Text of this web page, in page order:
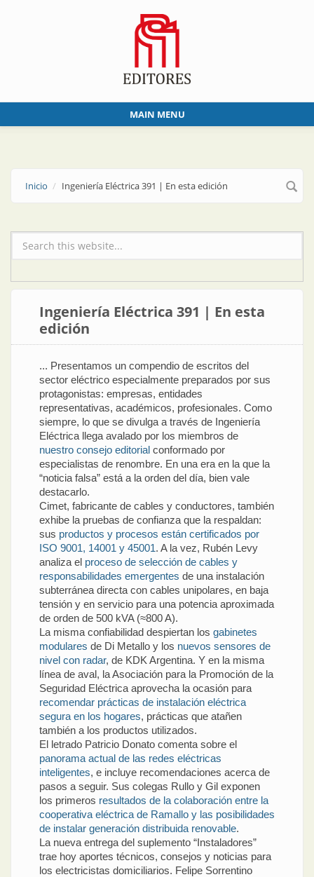
MAIN MENU
Inicio Ingeniería Eléctrica 391 | En esta edición
Formulario de búsqueda
Ingeniería Eléctrica 391 | En esta
edición
... Presentamos un compendio de escritos del
sector eléctrico especialmente preparados por sus
protagonistas: empresas, entidades
representativas, académicos, profesionales. Como
siempre, lo que se divulga a través de Ingeniería
Eléctrica llega avalado por los miembros de
nuestro consejo editorial conformado por
especialistas de renombre. En una era en la que la
“noticia falsa” está a la orden del día, bien vale
destacarlo.
Cimet, fabricante de cables y conductores, también
exhibe la pruebas de confianza que la respaldan:
sus productos y procesos están certificados por
ISO 9001, 14001 y 45001. A la vez, Rubén Levy
analiza el proceso de selección de cables y
responsabilidades emergentes de una instalación
subterránea directa con cables unipolares, en baja
tensión y en servicio para una potencia aproximada
de orden de 500 kVA (≈800 A).
La misma confiabilidad despiertan los gabinetes
modulares de Di Metallo y los nuevos sensores de
nivel con radar, de KDK Argentina. Y en la misma
línea de aval, la Asociación para la Promoción de la
Seguridad Eléctrica aprovecha la ocasión para
recomendar prácticas de instalación eléctrica
segura en los hogares, prácticas que atañen
también a los productos utilizados.
El letrado Patricio Donato comenta sobre el
panorama actual de las redes eléctricas
inteligentes, e incluye recomendaciones acerca de
pasos a seguir. Sus colegas Rullo y Gil exponen
los primeros resultados de la colaboración entre la
cooperativa eléctrica de Ramallo y las posibilidades
de instalar generación distribuida renovable.
La nueva entrega del suplemento “Instaladores”
trae hoy aportes técnicos, consejos y noticias para
los electricistas domiciliarios. Felipe Sorrentino